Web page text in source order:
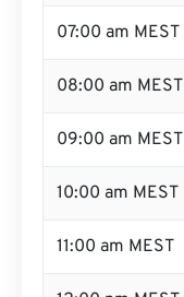
07:00 am MEST
08:00 am MEST
09:00 am MEST
10:00 am MEST
11:00 am MEST